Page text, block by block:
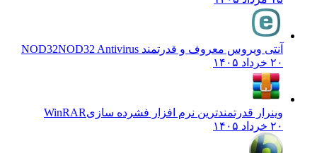
آنتی ویروس معروف و قدرتمند NOD32 NOD32 Antivirus
وینرار قدرتمندترین نرم افزار فشرده سازیWinRAR